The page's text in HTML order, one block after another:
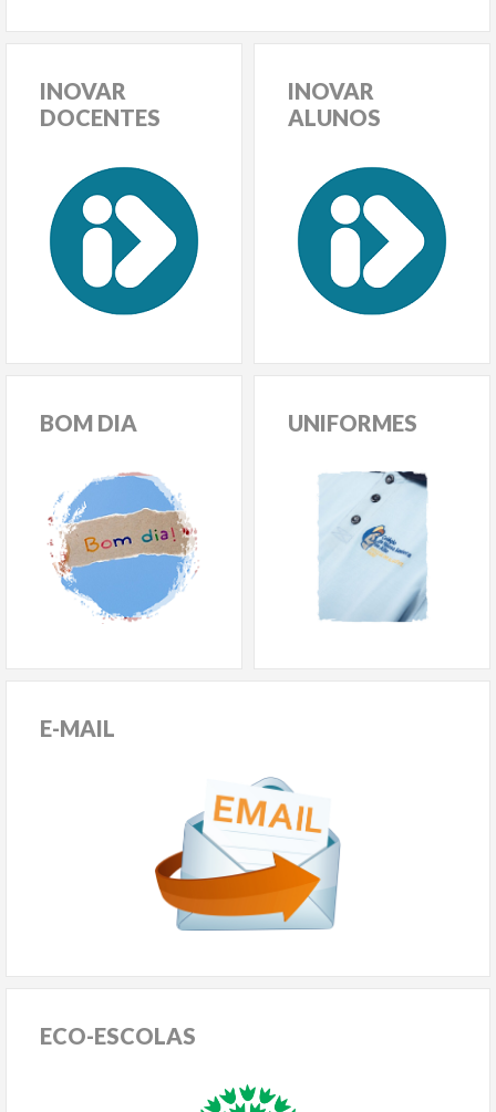
INOVAR
DOCENTES
BOM DIA
INOVAR
ALUNOS
UNIFORMES
E-MAIL
ECO-ESCOLAS